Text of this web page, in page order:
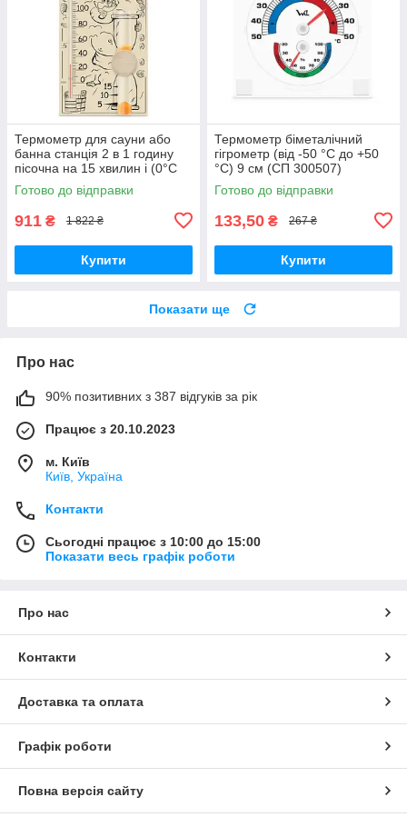
Термометр для сауни або
банна станція 2 в 1 годину
пісочна на 15 хвилин і (0°C
+140°C) (СП 300075)
Готово до відправки
911 ₴ 1 822 ₴
Купити
Термометр біметалічний
гігрометр (від -50 °C до +50
°C) 9 см (СП 300507)
Готово до відправки
133,50 ₴ 267 ₴
Купити
Показати ще
Про нас
90% позитивних з 387 відгуків за рік
Працює з 20.10.2023
м. Київ
Київ, Україна
Контакти
Сьогодні працює з 10:00 до 15:00
Показати весь графік роботи
Про нас
Контакти
Доставка та оплата
Графік роботи
Повна версія сайту